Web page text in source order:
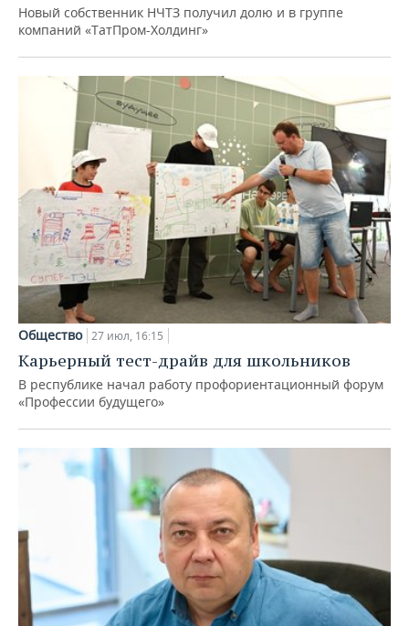
Новый собственник НЧТЗ получил долю и в группе
компаний «ТатПром-Холдинг»
Общество 27 июл, 16:15
Карьерный тест-драйв для школьников
В республике начал работу профориентационный форум
«Профессии будущего»